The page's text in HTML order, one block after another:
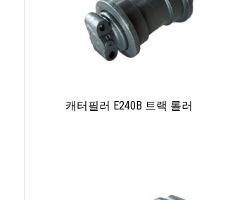
캐터필러 E240B 트랙 롤러